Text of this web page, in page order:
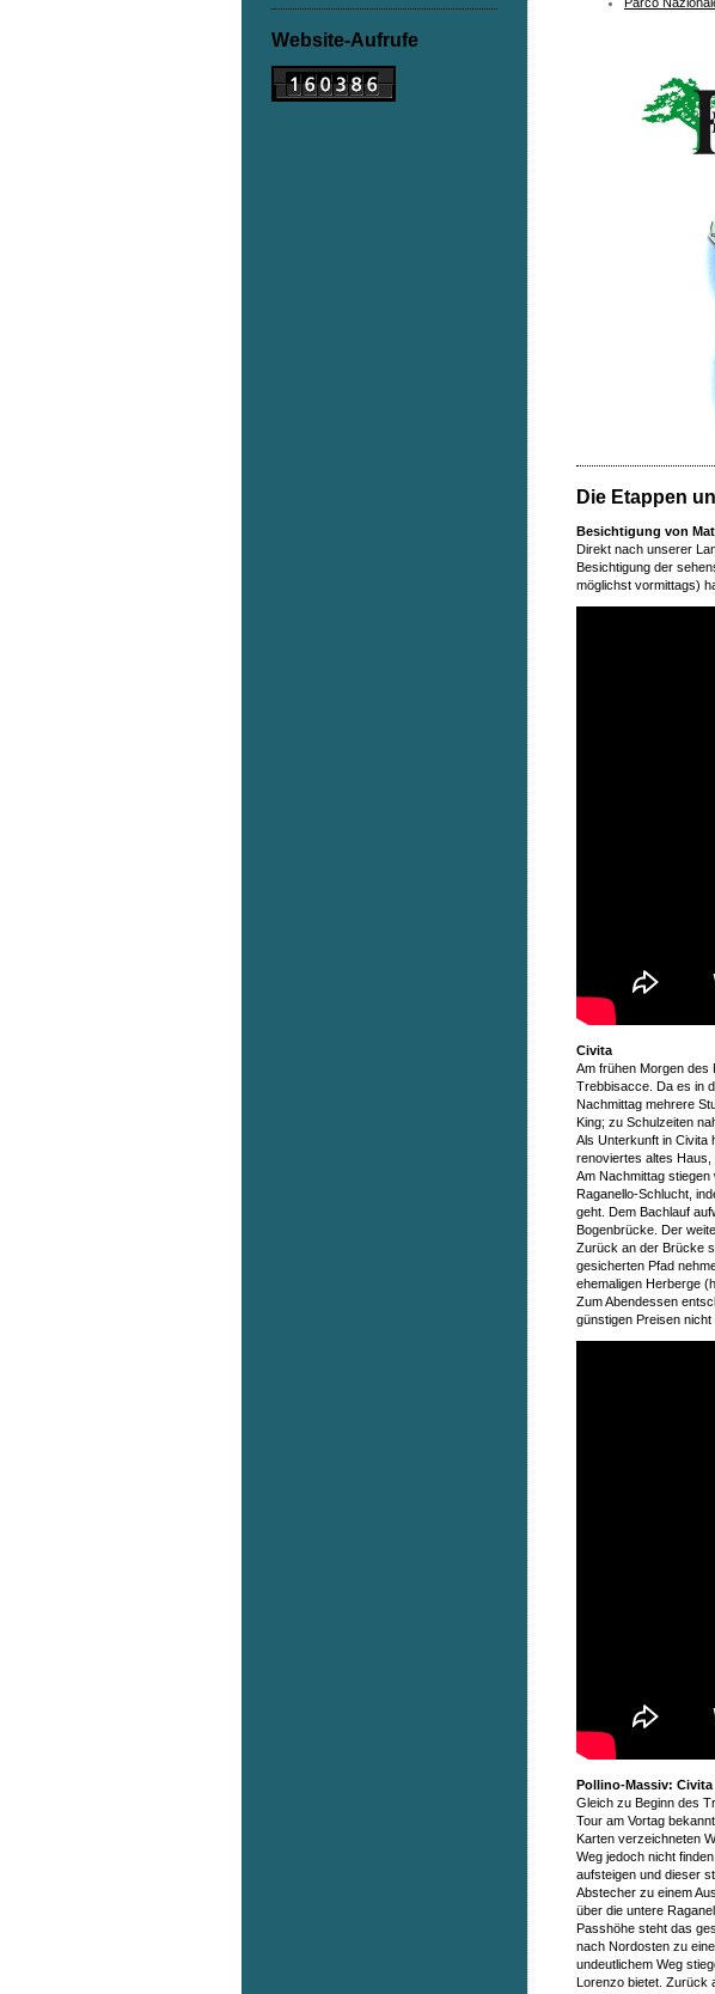
Die Etappen
Besichtigung von
Direkt nach unserer
Besichtigung der
möglichst vormittags)
Civita
Am frühen Morgen des
Trebbisacce. Da es in
Nachmittag mehrere
King; zu Schulzeiten
Als Unterkunft in Civita
renoviertes altes
Am Nachmittag
Raganello-Schlucht,
geht. Dem Bachlauf
Bogenbrücke. Der
Zurück an der Brücke
gesicherten Pfad
ehemaligen Herberge
Zum Abendessen
günstigen Preisen nicht
Pollino-Massiv:
Gleich zu Beginn des
Tour am Vortag
Karten verzeichneten
Weg jedoch nicht
aufsteigen und dieser
Abstecher zu einem
über die untere
Passhöhe steht das
nach Nordosten zu
undeutlichem Weg
Lorenzo bietet. Zurück
Website-Aufrufe